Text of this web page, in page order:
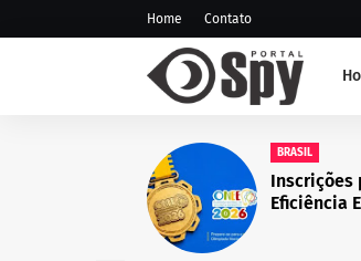
Home Contato
NOTÍCIA DE
GCM
edição do